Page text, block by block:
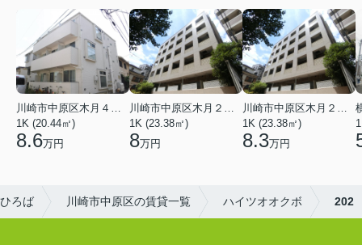
1K (20.44㎡)
8.6万円
1K (23.38㎡)
8万円
1K (23.38㎡)
8.3万円
ろば 川崎市中原区の賃貸一覧 ハイツオオクボ 202